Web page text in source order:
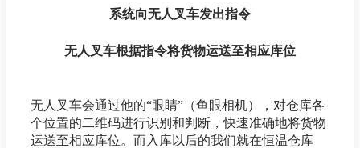
系统向无人叉车发出指令
无人叉车根据指令将货物运送至相应库位
无人叉车会通过他的“眼睛”（鱼眼相机），对仓库各
个位置的二维码进行识别和判断，快速准确地将货物
运送至相应库位。而入库以后的我们就在恒温仓库